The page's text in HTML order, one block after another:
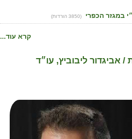
במגזר הכפרי
(3850 הורדות)
קרא עוד...
/ אביגדור ליבוביץ, עו״ד